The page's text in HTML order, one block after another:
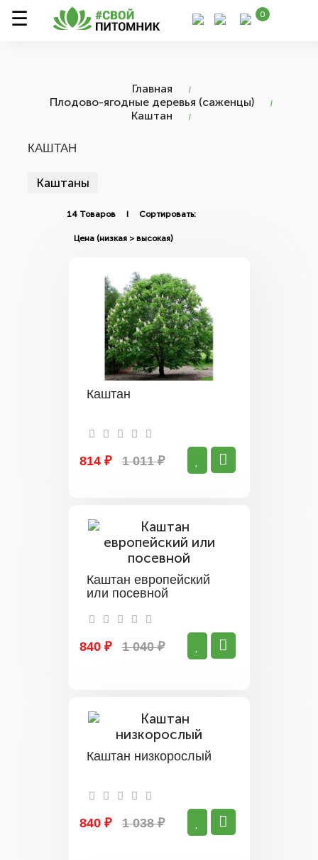
0
Главная
Плодово-ягодные деревья (саженцы)
Каштан
КАШТАН
Каштаны
14 Товаров I Сортировать:
Каштан
814 ₽ 1 011 ₽
Каштан европейский
или посевной
840 ₽ 1 040 ₽
Каштан низкорослый
840 ₽ 1 038 ₽